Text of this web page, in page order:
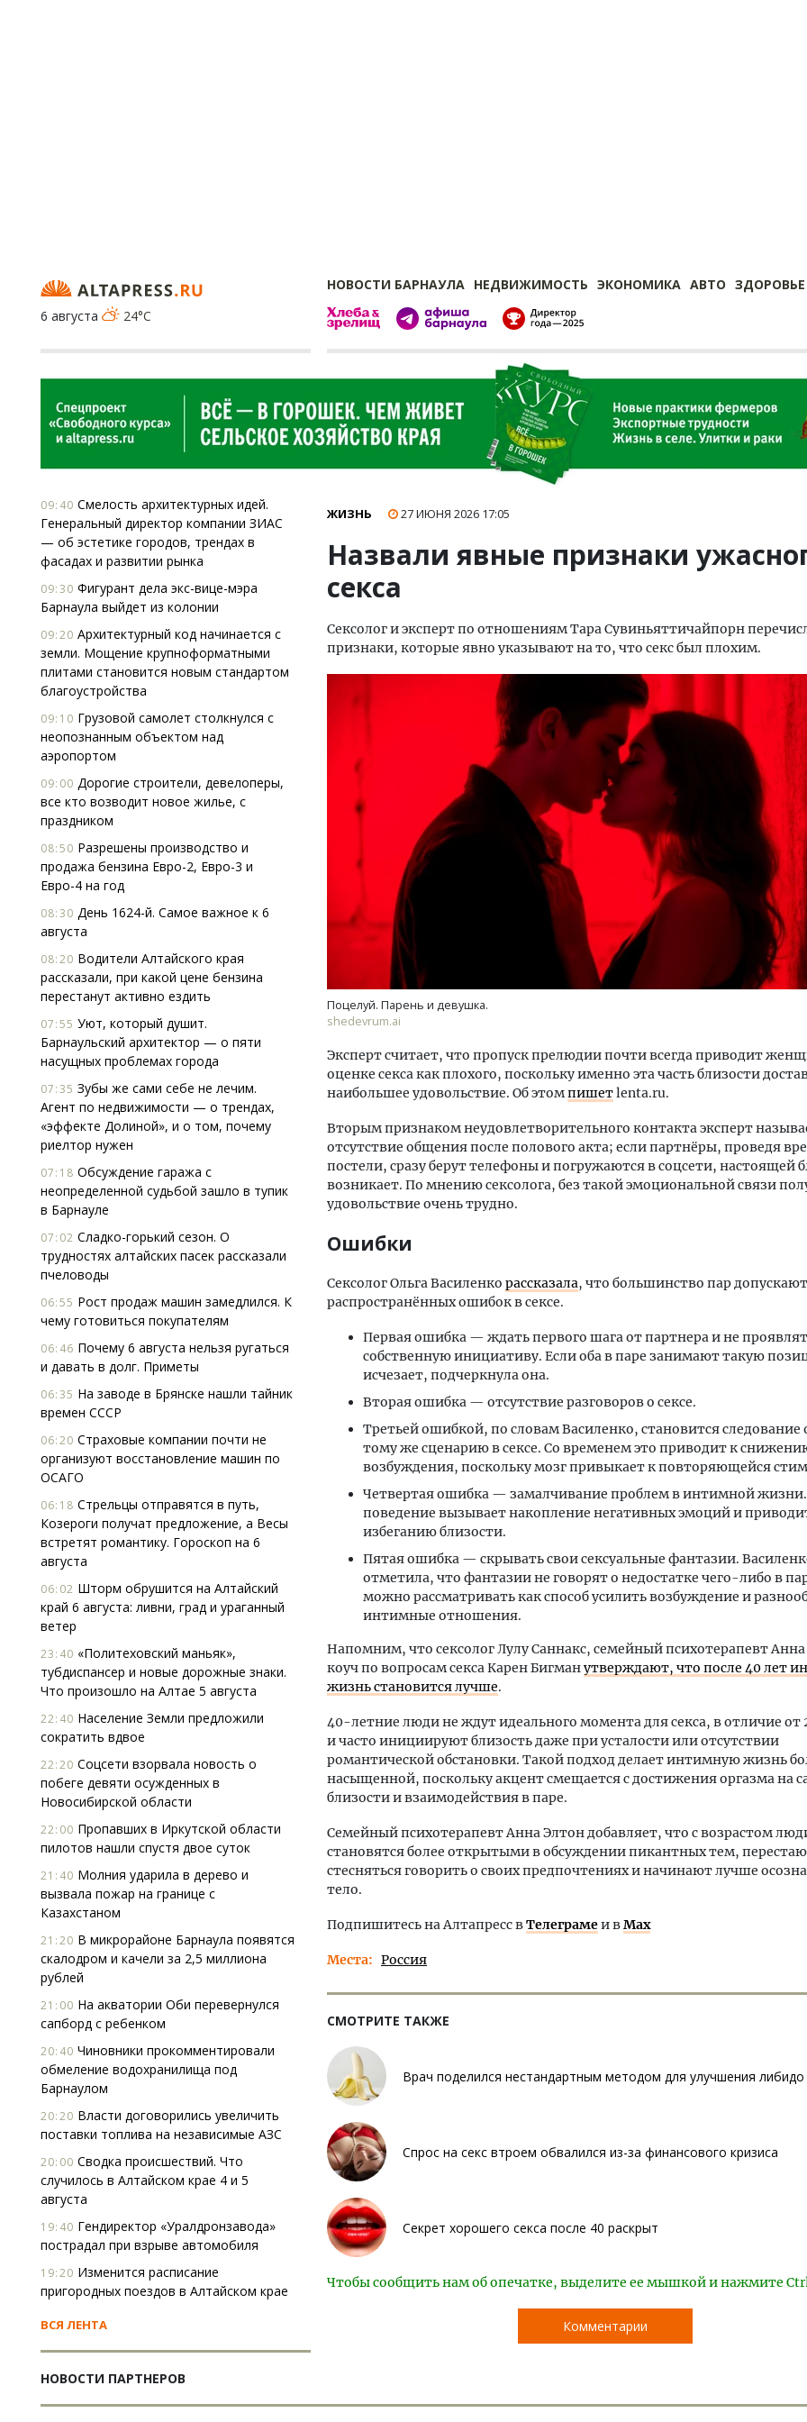
НОВОСТИ БАРНАУЛА НЕДВИЖИМОСТЬ ЭКОНОМИКА АВТО ЗДОРОВЬЕ
6 августа
24°C
09:40 Смелость архитектурных идей.
Генеральный директор компании ЗИАС
— об эстетике городов, трендах в
фасадах и развитии рынка
09:30 Фигурант дела экс-вице-мэра
Барнаула выйдет из колонии
09:20 Архитектурный код начинается с
земли. Мощение крупноформатными
плитами становится новым стандартом
благоустройства
09:10 Грузовой самолет столкнулся с
неопознанным объектом над
аэропортом
09:00 Дорогие строители, девелоперы,
все кто возводит новое жилье, с
праздником
08:50 Разрешены производство и
продажа бензина Евро-2, Евро-3 и
Евро-4 на год
08:30 День 1624-й. Самое важное к 6
августа
08:20 Водители Алтайского края
рассказали, при какой цене бензина
перестанут активно ездить
07:55 Уют, который душит.
Барнаульский архитектор — о пяти
насущных проблемах города
07:35 Зубы же сами себе не лечим.
Агент по недвижимости — о трендах,
«эффекте Долиной», и о том, почему
риелтор нужен
07:18 Обсуждение гаража с
неопределенной судьбой зашло в тупик
в Барнауле
07:02 Сладко-горький сезон. О
трудностях алтайских пасек рассказали
пчеловоды
06:55 Рост продаж машин замедлился. К
чему готовиться покупателям
06:46 Почему 6 августа нельзя ругаться
и давать в долг. Приметы
06:35 На заводе в Брянске нашли тайник
времен СССР
06:20 Страховые компании почти не
организуют восстановление машин по
ОСАГО
06:18 Стрельцы отправятся в путь,
Козероги получат предложение, а Весы
встретят романтику. Гороскоп на 6
августа
06:02 Шторм обрушится на Алтайский
край 6 августа: ливни, град и ураганный
ветер
23:40 «Политеховский маньяк»,
тубдиспансер и новые дорожные знаки.
Что произошло на Алтае 5 августа
22:40 Население Земли предложили
сократить вдвое
22:20 Соцсети взорвала новость о
побеге девяти осужденных в
Новосибирской области
22:00 Пропавших в Иркутской области
пилотов нашли спустя двое суток
21:40 Молния ударила в дерево и
вызвала пожар на границе с
Казахстаном
21:20 В микрорайоне Барнаула появятся
скалодром и качели за 2,5 миллиона
рублей
21:00 На акватории Оби перевернулся
сапборд с ребенком
20:40 Чиновники прокомментировали
обмеление водохранилища под
Барнаулом
20:20 Власти договорились увеличить
поставки топлива на независимые АЗС
20:00 Сводка происшествий. Что
случилось в Алтайском крае 4 и 5
августа
19:40 Гендиректор «Уралдронзавода»
пострадал при взрыве автомобиля
19:20 Изменится расписание
пригородных поездов в Алтайском крае
ВСЯ ЛЕНТА
НОВОСТИ ПАРТНЕРОВ
ЖИЗНЬ 27 ИЮНЯ 2026 17:05
Назвали явные признаки
секса
Сексолог и эксперт по отношениям Тара Сувиньяттичайпорн
признаки, которые явно указывают на то, что секс был плохим.
Поцелуй. Парень и девушка.
shedevrum.ai
Эксперт считает, что пропуск прелюдии почти всегда приводит
оценке секса как плохого, поскольку именно эта часть близости
наибольшее удовольствие. Об этомпишетlenta.ru.
Вторым признаком неудовлетворительного контакта эксперт
отсутствие общения после полового акта; если партнёры, проведя
постели, сразу берут телефоны и погружаются в соцсети, настоящей
возникает. По мнению сексолога, без такой эмоциональной связи
удовольствие очень трудно.
Ошибки
Сексолог Ольга Василенко рассказала, что большинство пар
распространённых ошибок в сексе.
Первая ошибка — ждать первого шага от партнера и не
собственную инициативу. Если оба в паре занимают такую
исчезает, подчеркнула она.
Вторая ошибка — отсутствие разговоров о сексе.
Третьей ошибкой, по словам Василенко, становится следование
тому же сценарию в сексе. Со временем это приводит к
возбуждения, поскольку мозг привыкает к повторяющейся
Четвертая ошибка — замалчивание проблем в интимной жизни.
поведение вызывает накопление негативных эмоций и
избеганию близости.
Пятая ошибка — скрывать свои сексуальные фантазии.
отметила, что фантазии не говорят о недостатке чего-либо в
можно рассматривать как способ усилить возбуждение и
интимные отношения.
Напомним, что сексолог Лулу Саннакс, семейный психотерапевт
коуч по вопросам секса Карен Бигманутверждают, что после 40 лет
жизнь становится лучше.
40-летние люди не ждут идеального момента для секса, в отличие от
и часто инициируют близость даже при усталости или отсутствии
романтической обстановки. Такой подход делает интимную жизнь
насыщенной, поскольку акцент смещается с достижения оргазма на
близости и взаимодействия в паре.
Семейный психотерапевт Анна Элтон добавляет, что с возрастом
становятся более открытыми в обсуждении пикантных тем,
стесняться говорить о своих предпочтениях и начинают лучше
тело.
Подпишитесь на Алтапресс вТелеграмеи вMax
Места Россия
СМОТРИТЕ ТАКЖЕ
Врач поделился нестандартным методом для улучшения либидо
Спрос на секс втроем обвалился из-за финансового кризиса
Секрет хорошего секса после 40 раскрыт
Чтобы сообщить нам об опечатке, выделите ее мышкой и нажмите
Комментарии
Архитектурный код начинается с
земли. Мощение крупноформатными
плитами становится новым
стандартом благоустройства
СТРОИТЕЛЬСТВО
Двухуровневые номера и вид на горы.
Каким будет новый апарт-отель
Смелость архитектурных
Генеральный директор